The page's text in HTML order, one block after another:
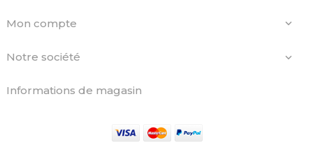
Mon compte 
Notre société 
Informations de magasin